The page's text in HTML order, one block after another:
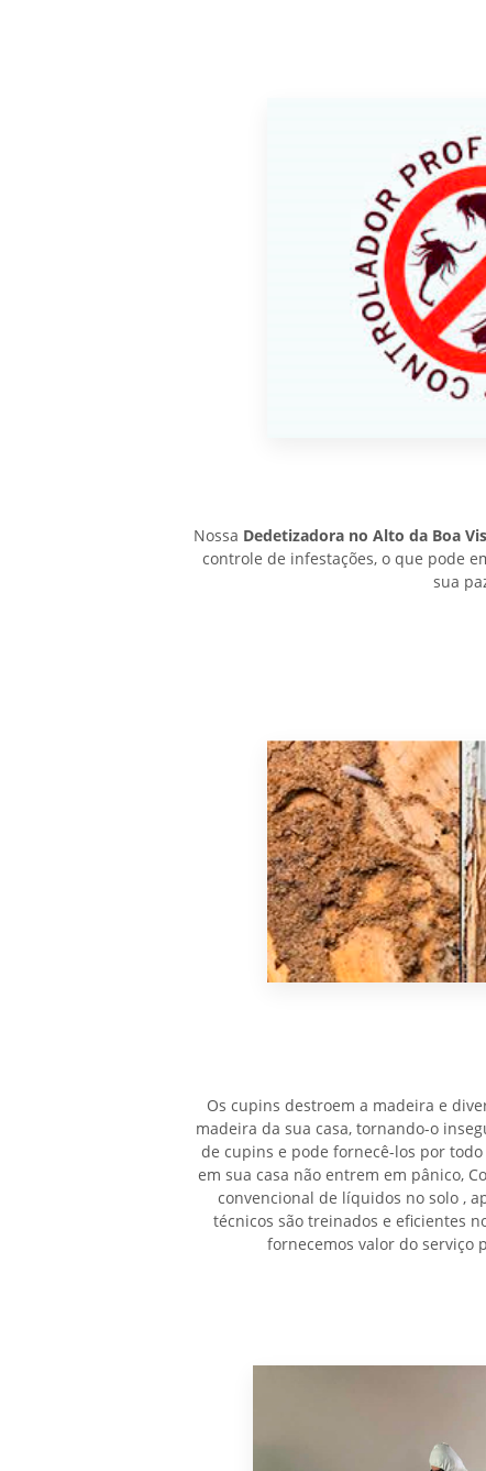
Nossa Dedetizadora no Alto da Boa
controle de infestações, o que pode
sua
Os cupins destroem a madeira e
madeira da sua casa, tornando-o
de cupins e pode fornecê-los por todo
em sua casa não entrem em pânico,
convencional de líquidos no solo ,
técnicos são treinados e eficientes
fornecemos valor do serviço